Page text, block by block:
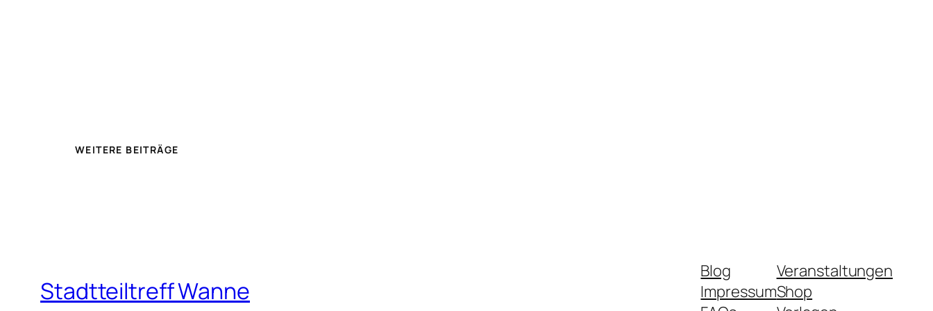
WEITERE BEITRÄGE
Stadtteiltreff Wanne
Blog
Impressum
Veranstaltungen
Shop